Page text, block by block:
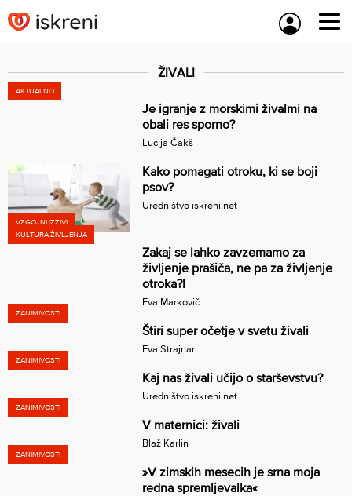
to
content
ŽIVALI
AKTUALNO
Je igranje z morskimi živalmi na
obali res sporno?
Lucija Čakš
VZGOJNI IZZIVI
Kako pomagati otroku, ki se boji
psov?
Uredništvo iskreni.net
KULTURA ŽIVLJENJA
Zakaj se lahko zavzemamo za
življenje prašiča, ne pa za življenje
otroka?!
Eva Markovič
ZANIMIVOSTI
Štiri super očetje v svetu živali
Eva Strajnar
ZANIMIVOSTI
Kaj nas živali učijo o starševstvu?
Uredništvo iskreni.net
ZANIMIVOSTI
V maternici: živali
Blaž Karlin
ZANIMIVOSTI
»V zimskih mesecih je srna moja
redna spremljevalka«